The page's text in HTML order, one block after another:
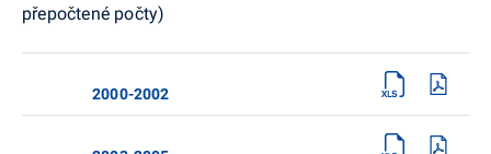
přepočtené počty)
2000-2002